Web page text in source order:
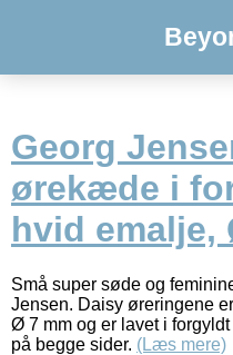
Georg
ørekæde i
hvid emalje,
Små super søde og
Jensen. Daisy øreringene
Ø 7 mm og er lavet i
på begge sider. (Læs mere)